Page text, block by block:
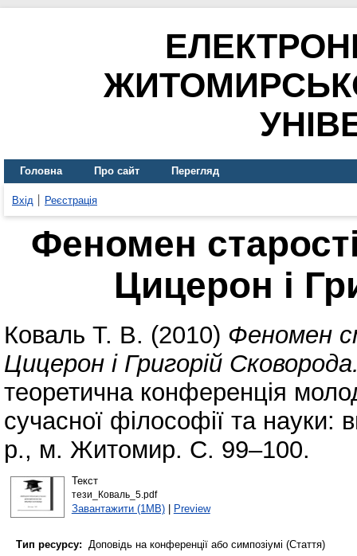
Головна Про сайт Перегляд
Вхід Реєстрація
Феномен
Цицерон і
Коваль Т. В. (2010) Феномен
Цицерон і Григорій
теоретична конференція
сучасної філософії та науки:
р., м. Житомир. С. 99–100.
Текст
тези_Коваль_5.pdf
Завантажити (1MB)| Preview
Тип ресурсу: Доповідь на конференції або симпозіумі (Стаття)